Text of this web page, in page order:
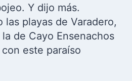
Y dijo más.
las playas de Varadero,
de Cayo Ensenachos
este paraíso